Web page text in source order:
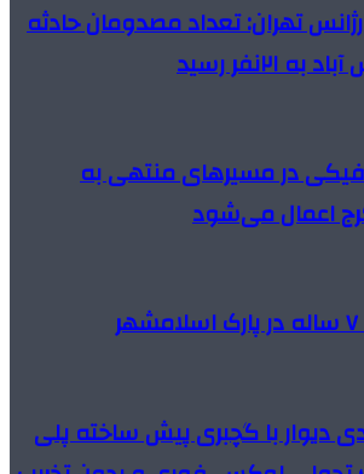
تهران: تعداد مصدومان حادثه
رسید
در مسیرهای منتهی به
اعمال می‌شود
دیوار با گچبری پیش ساخته پلی